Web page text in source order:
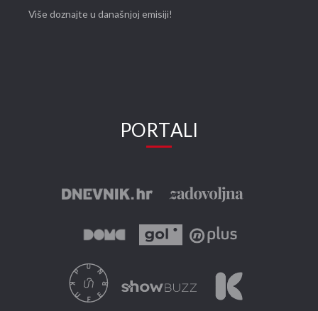
Više doznajte u današnjoj emisiji!
PORTALI